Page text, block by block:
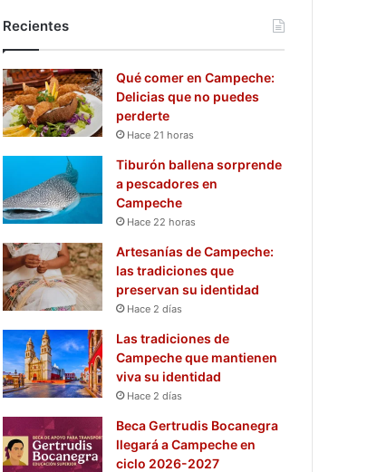
Recientes
Qué comer en Campeche:
Delicias que no puedes
perderte
Hace 21 horas
Tiburón ballena sorprende
a pescadores en
Campeche
Hace 22 horas
Artesanías de Campeche:
las tradiciones que
preservan su identidad
Hace 2 días
Las tradiciones de
Campeche que mantienen
viva su identidad
Hace 2 días
Beca Gertrudis Bocanegra
llegará a Campeche en
ciclo 2026-2027